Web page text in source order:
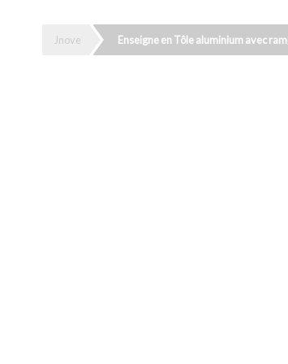
Jnove Enseigne en Tôle aluminium avec